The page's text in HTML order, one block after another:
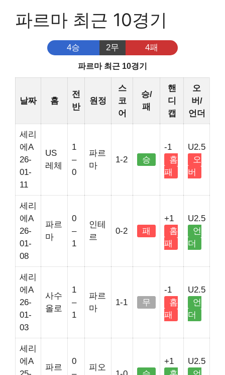
파르마 최근 10경기
4승 2무 4패
파르마 최근 10경기
날짜 홈
전
반
원정
스
코
어
승/
패
핸
디
캡
오
버/
언더
세리
에A
26-
01-
11
US
레체
1
–
0
파르
마
1-2 승
-1
홈
패
U2.5
오
버
세리
에A
26-
01-
08
파르
마
0
–
1
인테
르
0-2 패
+1
홈
패
U2.5
언
더
세리
에A
26-
01-
03
사수
올로
1
–
1
파르
마
1-1 무
-1
홈
패
U2.5
언
더
세리
에A
파르
0
피오
+1
U2.5